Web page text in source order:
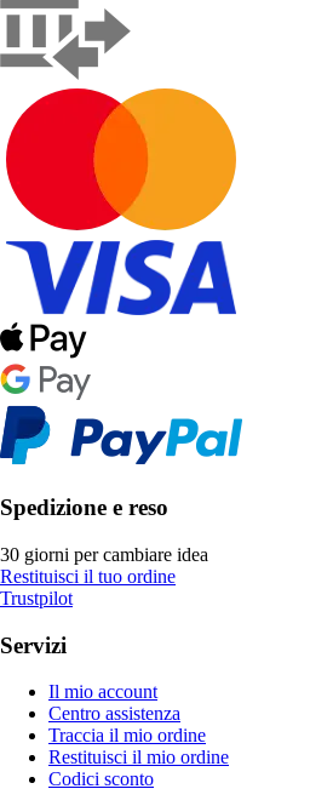
Spedizione e reso
30 giorni per cambiare idea
Restituisci il tuo ordine
Trustpilot
Servizi
Il mio account
Centro assistenza
Traccia il mio ordine
Restituisci il mio ordine
Codici sconto